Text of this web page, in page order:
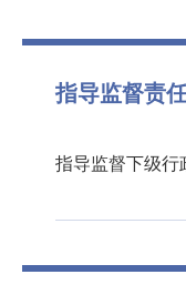
指导监督责
指导监督下级行